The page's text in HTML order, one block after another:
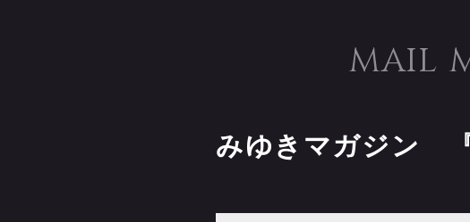
MAIL
みゆきマガジン 『